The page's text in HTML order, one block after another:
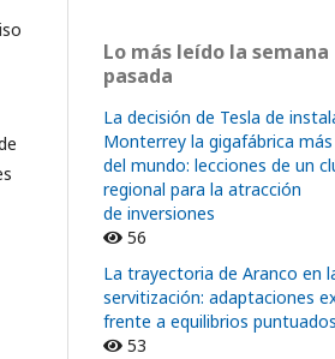
Lo más leído la semana
pasada
La decisión de Tesla de
Monterrey la gigafábrica
del mundo: lecciones de un
regional para la atracción
de inversiones
56
La trayectoria de Aranco en
servitización: adaptaciones
frente a equilibrios puntuados
53